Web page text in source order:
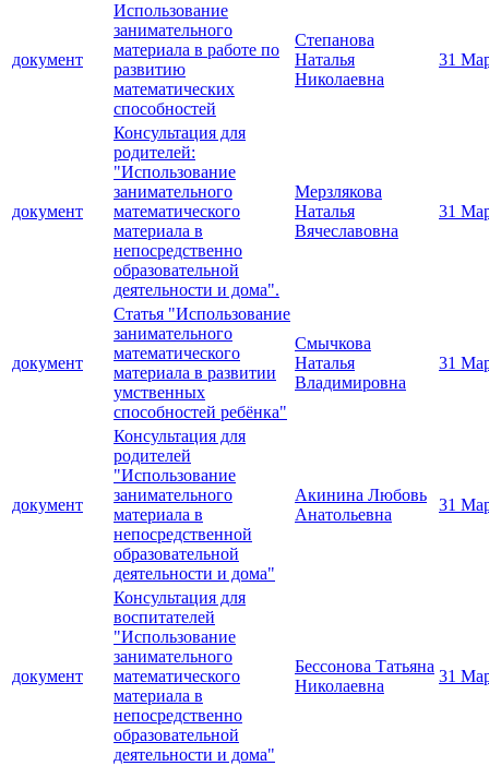
документ
Использование
занимательного
материала в работе по
развитию
математических
способностей
Степанова
Наталья
Николаевна
31
документ
Консультация для
родителей:
"Использование
занимательного
математического
материала в
непосредственно
образовательной
деятельности и дома".
Мерзлякова
Наталья
Вячеславовна
31
документ
Статья "Использование
занимательного
математического
материала в развитии
умственных
способностей ребёнка"
Смычкова
Наталья
Владимировна
31
документ
Консультация для
родителей
"Использование
занимательного
материала в
непосредственной
образовательной
деятельности и дома"
Акинина Любовь
Анатольевна
31
документ
Консультация для
воспитателей
"Использование
занимательного
математического
материала в
непосредственно
образовательной
деятельности и дома"
Бессонова Татьяна
Николаевна
31